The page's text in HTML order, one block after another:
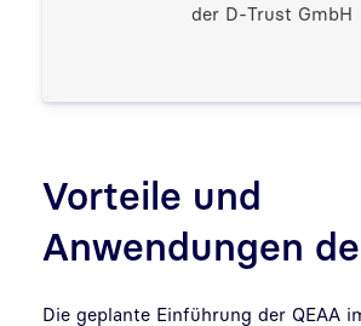
der D-Trust GmbH
Vorteile und
Anwendungen
Die geplante Einführung der QEAA